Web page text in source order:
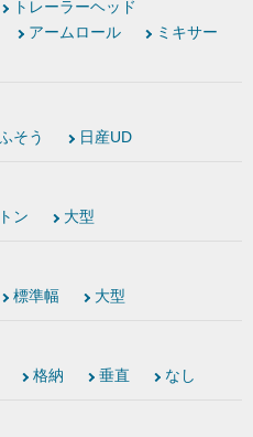
トレーラーヘッド
アームロール
ミキサー
そう 日産UD
ン 大型
標準幅 大型
格納 垂直 なし